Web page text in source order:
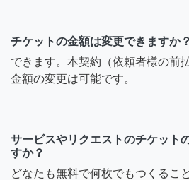
チケットの金額は変更できますか？
できます。本契約（依頼者様の前
金額の変更は可能です。
サービスやリクエストのチケット
すか？
どなたも無料で何枚でもつくるこ